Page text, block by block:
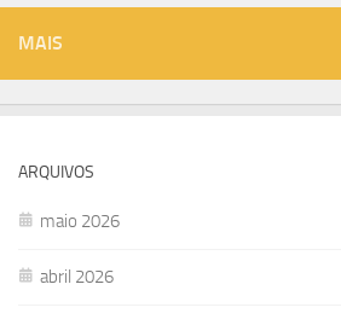
MAIS
ARQUIVOS
maio 2026
abril 2026